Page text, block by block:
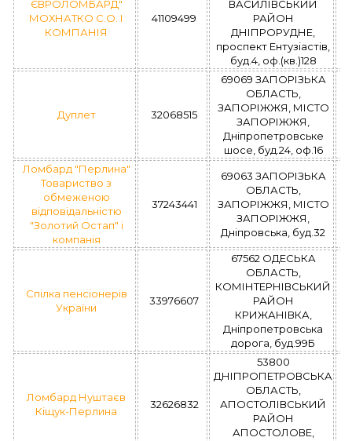
ЄВРОЛОМБАРД"
МОХНАТКО С.О. І
КОМПАНІЯ
41109499
ВАСИЛІВСЬКИЙ
РАЙОН
ДНІПРОРУДНЕ,
проспект Ентузіастів,
буд.4, оф.(кв.)128
Дуплет 32068515
69069 ЗАПОРІЗЬКА
ОБЛАСТЬ,
ЗАПОРІЖЖЯ, МІСТО
ЗАПОРІЖЖЯ,
Дніпропетровське
шосе, буд.24, оф.16
Ломбард "Перлина"
Товариство з
обмеженою
відповідальністю
"Золотий Остап" і
компанія
37243441
69063 ЗАПОРІЗЬКА
ОБЛАСТЬ,
ЗАПОРІЖЖЯ, МІСТО
ЗАПОРІЖЖЯ,
Дніпровська, буд.32
Спілка пенсіонерів
України
33976607
67562 ОДЕСЬКА
ОБЛАСТЬ,
КОМІНТЕРНІВСЬКИЙ
РАЙОН
КРИЖАНІВКА,
Дніпропетровська
дорога, буд.99Б
Ломбард Нуштаєв
Кіщук-Перлина
32626832
53800
ДНІПРОПЕТРОВСЬКА
ОБЛАСТЬ,
АПОСТОЛІВСЬКИЙ
РАЙОН
АПОСТОЛОВЕ,